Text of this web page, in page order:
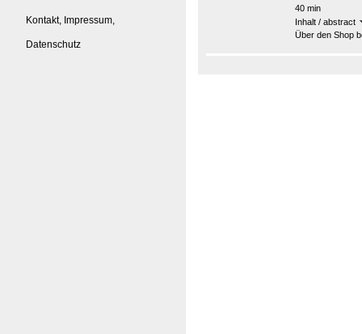
Kontakt, Impressum,
Datenschutz
40 min
Inhalt / abstract
Über den Shop